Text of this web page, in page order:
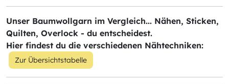
Unser Baumwollgarn im Vergleich... Nähen, Sticken,
Quilten, Overlock - du entscheidest.
Hier findest du die verschiedenen Nähtechniken:
Zur Übersichtstabelle